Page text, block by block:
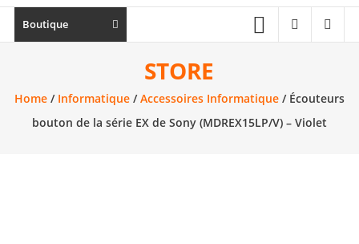
Ordinateur,
électronique
Boutique
STORE
Home/ Informatique/Accessoires Informatique/ Écouteurs
bouton de la série EX de Sony (MDREX15LP/V) – Violet